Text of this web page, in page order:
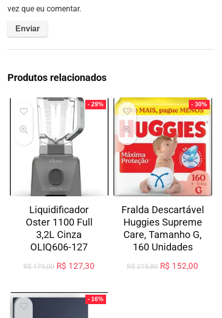
vez que eu comentar.
Produtos relacionados
- 29%
Liquidificador
Oster 1100 Full
3,2L Cinza
OLIQ606-127
R$179,00 R$ 127,30
- 30%
Fralda Descartável
Huggies Supreme
Care, Tamanho G,
160 Unidades
R$215,80 R$ 152,00
- 16%